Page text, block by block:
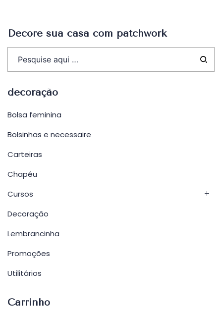
Decore sua casa com patchwork
decoração
Bolsa feminina
Bolsinhas e necessaire
Carteiras
Chapéu
Cursos
Decoração
Lembrancinha
Promoções
Utilitários
Carrinho